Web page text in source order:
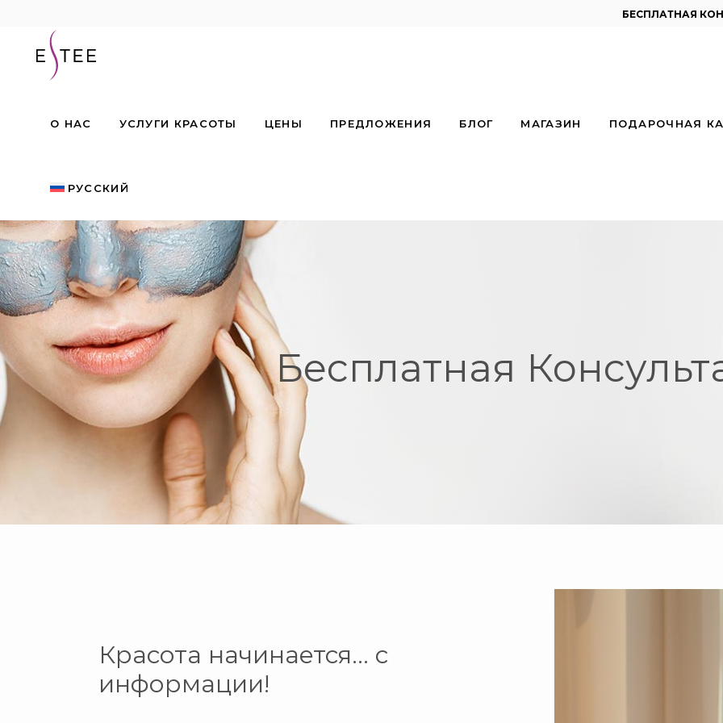
бесплатная
О НАС УСЛУГИ КРАСОТЫ ЦЕНЫ ПРЕДЛОЖЕНИЯ БЛОГ МАГАЗИН ПОДАРОЧНАЯ
РУССКИЙ
Бесплатная
Красота начинается… с
информации!